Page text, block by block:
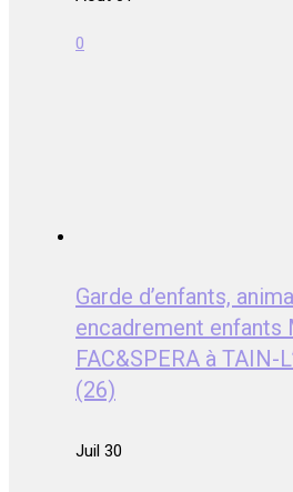
0
Garde d’enfants,
encadrement enfants
FAC&SPERA à TAIN-
(26)
Juil 30